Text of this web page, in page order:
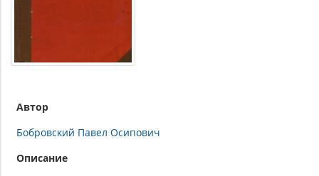
Автор
Бобровский Павел Осипович
Описание